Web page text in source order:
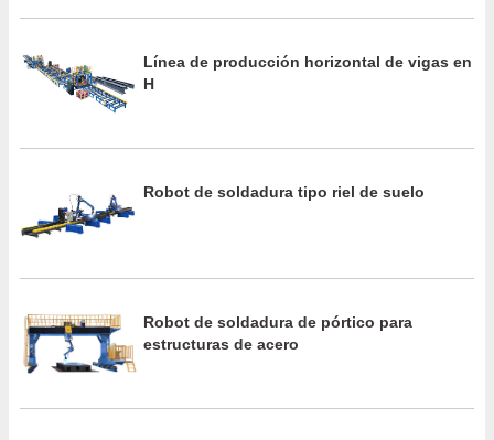
Línea de producción horizontal de vigas en
H
Robot de soldadura tipo riel de suelo
Robot de soldadura de pórtico para
estructuras de acero